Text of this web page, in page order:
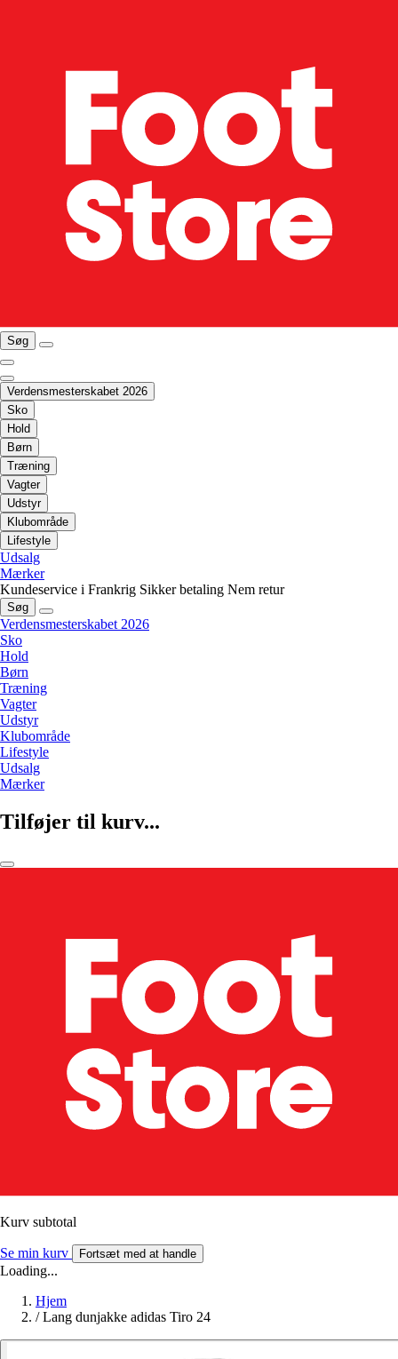
Søg
Verdensmesterskabet 2026
Sko
Hold
Børn
Træning
Vagter
Udstyr
Klubområde
Lifestyle
Udsalg
Mærker
Kundeservice i Frankrig Sikker betaling Nem retur
Søg
Verdensmesterskabet 2026
Sko
Hold
Børn
Træning
Vagter
Udstyr
Klubområde
Lifestyle
Udsalg
Mærker
Tilføjer til kurv...
Kurv subtotal
Se min kurv Fortsæt med at handle
Loading...
Hjem
/ Lang dunjakke adidas Tiro 24